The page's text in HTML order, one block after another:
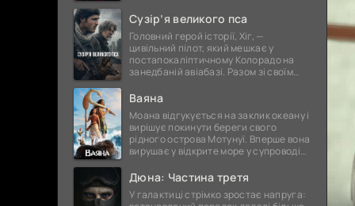
оголошує про намір одружитися, це
Сузір’я великого пса
Головний герой історії, Хіг, —
цивільний пілот, який мешкає у
постапокаліптичному Колорадо на
занедбаній авіабазі. Разом зі своїм
Джаспером, та буркотливим, але
Ваяна
Моана відгукується на заклик океану і
вирішує покинути береги свого
рідного острова Мотунуї. Вперше вона
вирушає у відкрите море у супроводі
чекає незабутня
Дюна: Частина третя
У галактиці стрімко зростає напруга: